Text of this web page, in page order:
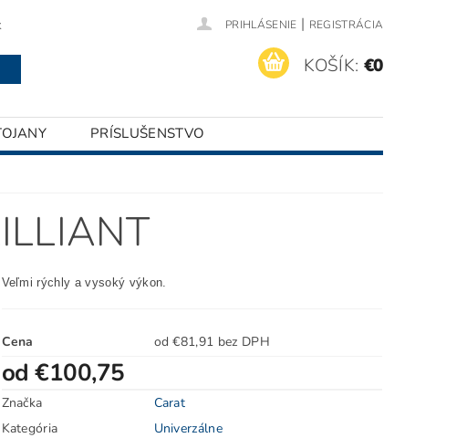
PRIHLÁSENIE | REGISTRÁCIA
KOŠÍK: €0
PRÍSLUŠENSTVO
Veľmi rýchly a vysoký výkon.
Cena od €81,91 bez DPH
od €100,75
Značka
Carat
Kategória
Univerzálne